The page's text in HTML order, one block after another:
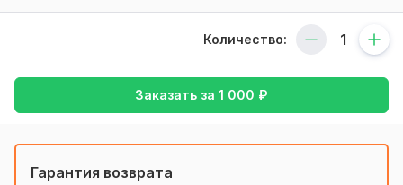
создаю User Flow, чтобы определить, как пользователи
Wireframe — прорисовываю схему, иллюстрирующую
структуру сайта приложения и расположение элементов
приложения;
Количество:
Заказать за 1 000 ₽
Гарантия возврата